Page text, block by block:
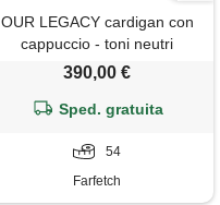
OUR LEGACY cardigan con
cappuccio - toni neutri
390,00 €
Sped. gratuita
54
Farfetch